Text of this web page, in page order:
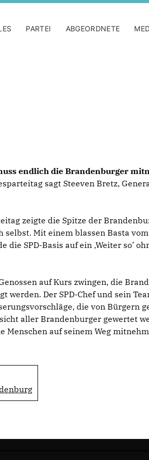
PARTEI ABGEORDNETE
endlich die Brandenburger
sagt Steeven Bretz,
zeigte die Spitze der
selbst. Mit einem blassen Basta
die SPD-Basis auf ein ‚Weiter so’
auf Kurs zwingen, die
werden. Der SPD-Chef und sein
die von Bürgern
aller Brandenburger gewertet
Menschen auf seinem Weg